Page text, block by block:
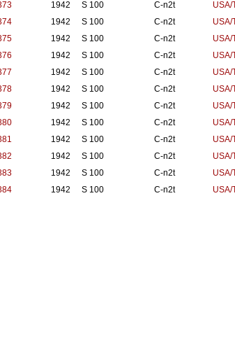
1942 S 100 C-n2t
USA/
1942 S 100 C-n2t
USA/
1942 S 100 C-n2t
USA/
1942 S 100 C-n2t
USA/
1942 S 100 C-n2t
USA/
1942 S 100 C-n2t
USA/
1942 S 100 C-n2t
USA/
1942 S 100 C-n2t
USA/
1942 S 100 C-n2t
USA/
1942 S 100 C-n2t
USA/
1942 S 100 C-n2t
USA/
1942 S 100 C-n2t USA/